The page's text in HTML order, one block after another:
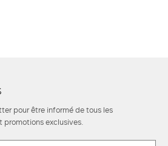
pour être informé de tous les
exclusives.